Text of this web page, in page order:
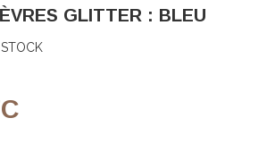
GLITTER : BLEU
STOCK